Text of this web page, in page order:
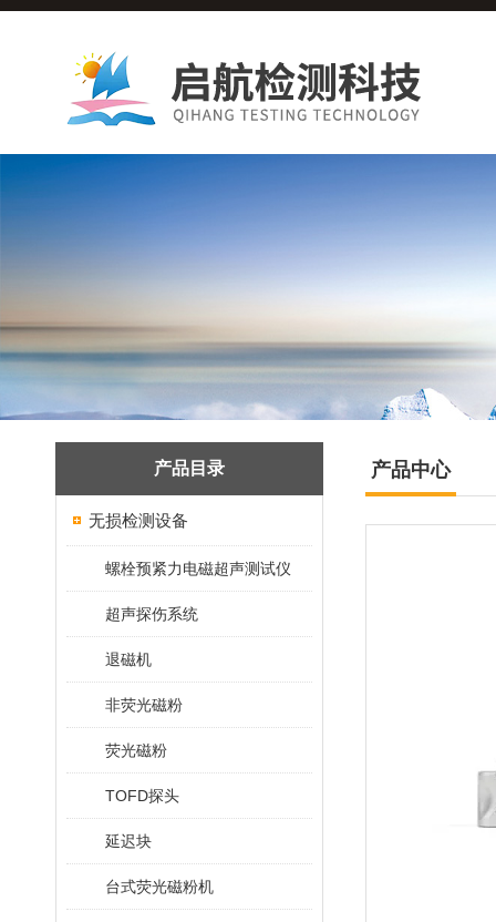
产品目录
无损检测设备
螺栓预紧力电磁超声测试仪
超声探伤系统
退磁机
非荧光磁粉
荧光磁粉
TOFD探头
延迟块
台式荧光磁粉机
产品中心